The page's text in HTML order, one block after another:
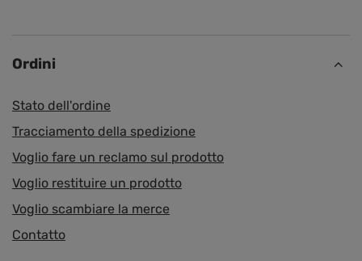
Ordini
Stato dell'ordine
Tracciamento della spedizione
Voglio fare un reclamo sul prodotto
Voglio restituire un prodotto
Voglio scambiare la merce
Contatto